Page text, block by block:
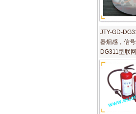
JTY-GD-
器烟感，信
DG311型联